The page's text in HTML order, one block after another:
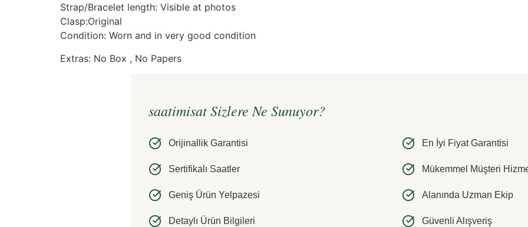
Strap/Bracelet length: Visible at photos
Clasp:Original
Condition: Worn and in very good condition
Extras: No Box , No Papers
saatimisat Sizlere Ne Sunuyor?
Orijinallik Garantisi En İyi Fiyat Garantisi
Sertifikalı Saatler Mükemmel Müşteri
Geniş Ürün Yelpazesi Alanında Uzman Ekip
Detaylı Ürün Bilgileri Güvenli Alışveriş